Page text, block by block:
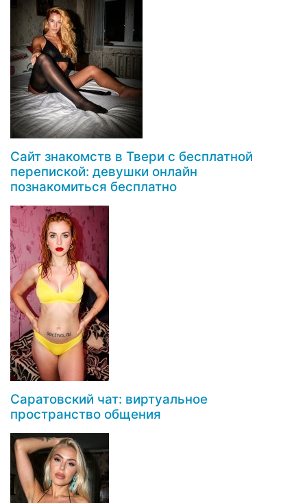
Сайт знакомств в Твери с бесплатной
перепиской: девушки онлайн
познакомиться бесплатно
Саратовский чат: виртуальное
пространство общения